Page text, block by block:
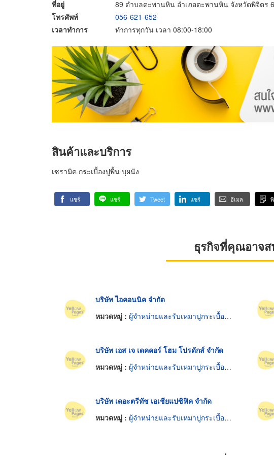
ที่อยู่
89 ตำบลตะพานหิน อำเภอตะพานหิน จังหวัดพิจิตร
โทรศัพท์
056-621-652
เวลาทำการ
ทำการทุกวัน เวลา 08:00-18:00
สินค้าและบริการ
เซรามิค กระเบื้องปูพื้น บุผนัง
แชร์ แชร์ Tweet แชร์ อีเมล
ธุรกิจที่คุณอาจส
บริษัท ไอคอนนิค จำกัด
หมวดหมู่ : ผู้จำหน่ายและรับเหมาปูกระเบื้องเซรามิก
บริษัท เอส เจ เดคคอร์ โฮม โปรดักส์ จำกัด
หมวดหมู่ : ผู้จำหน่ายและรับเหมาปูกระเบื้องเซรามิก
บริษัท เดอะตรีทัช เอเชียแปซิฟิค จำกัด
หมวดหมู่ : ผู้จำหน่ายและรับเหมาปูกระเบื้องเซรามิก